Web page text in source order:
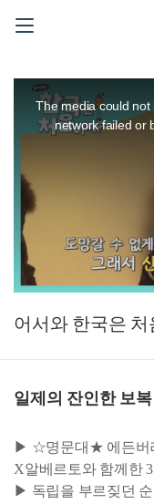
window.
The media could
network failed or
어서와 한국은 처
일제의 잔인한 보
▶ ☆명문대★ 에든버
X알베르토와 함께한
▶ 독립을 부르짖던